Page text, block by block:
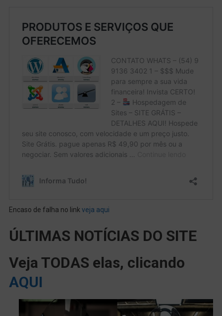
Encaso de falha no link veja aqui
ÚLTIMAS NOTÍCIAS DO SITE
Veja TODAS elas, clicando
AQUI